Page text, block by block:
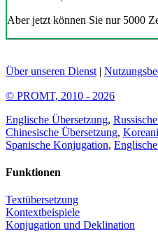
Aber jetzt können Sie nur 5000
Über unseren Dienst |
© PROMT, 2010 - 2026
Englische Übersetzung,
Chinesische Übersetzung,
Spanische Konjugation,
Funktionen
Textübersetzung
Kontextbeispiele
Konjugation und Deklination